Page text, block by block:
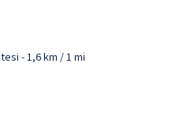
- 1,6 km / 1 mi